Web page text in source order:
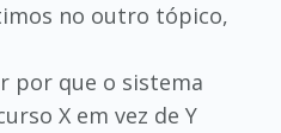
no outro tópico,
por que o sistema
X em vez de Y